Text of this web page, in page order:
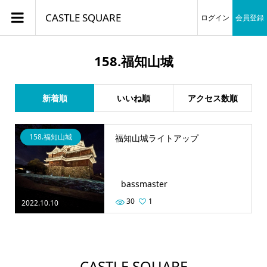
CASTLE SQUARE ログイン 会員登録
158.福知山城
新着順 いいね順 アクセス数順
2022.10.10
158.福知山城 福知山城ライトアップ
bassmaster
30 1